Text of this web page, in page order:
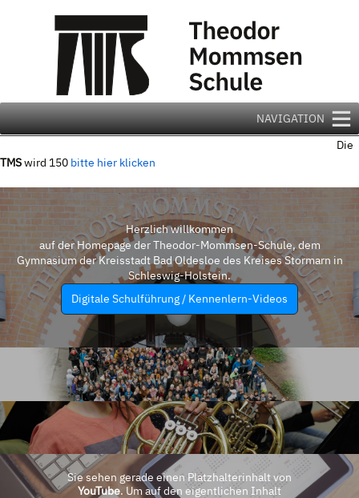
NAVIGATION
Die
TMSwird 150 bitte hier klicken
Herzlich willkommen
auf der Homepage der Theodor-Mommsen-Schule, dem
Gymnasium der Kreisstadt Bad Oldesloe des Kreises Stormarn in
Schleswig-Holstein.
Digitale Schulführung / Kennenlern-Videos
Sie sehen gerade einen Platzhalterinhalt von
YouTube. Um auf den eigentlichen Inhalt